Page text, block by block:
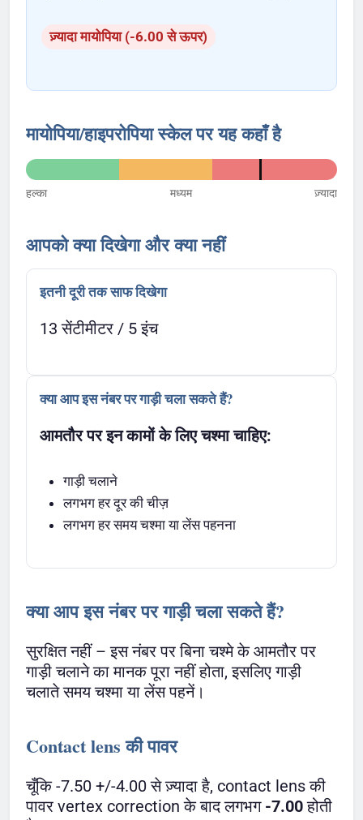
ज़्यादा मायोपिया (-6.00 से ऊपर)
मायोपिया/हाइपरोपिया स्केल पर यह कहाँ है
हल्का मध्यम ज़्यादा
आपको क्या दिखेगा और क्या नहीं
इतनी दूरी तक साफ दिखेगा
13 सेंटीमीटर / 5 इंच
क्या आप इस नंबर पर गाड़ी चला सकते हैं?
आमतौर पर इन कामों के लिए चश्मा चाहिए:
गाड़ी चलाने
लगभग हर दूर की चीज़
लगभग हर समय चश्मा या लेंस पहनना
क्या आप इस नंबर पर गाड़ी चला सकते हैं?
सुरक्षित नहीं – इस नंबर पर बिना चश्मे के आमतौर पर
गाड़ी चलाने का मानक पूरा नहीं होता, इसलिए गाड़ी
चलाते समय चश्मा या लेंस पहनें।
Contact lens की पावर
चूँकि -7.50 +/-4.00 से ज़्यादा है, contact lens की
पावर vertex correction के बाद लगभग -7.00होती